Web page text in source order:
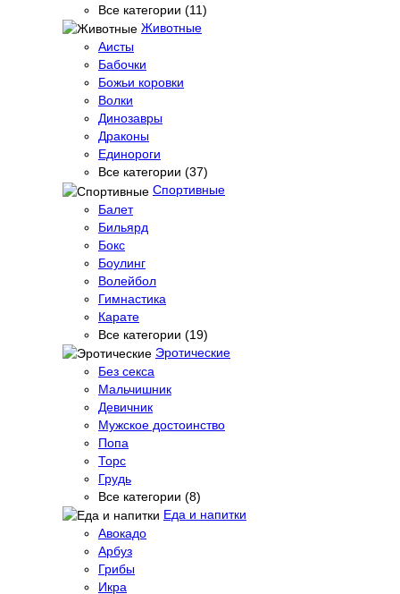
Все категории (11)
Животные
Аисты
Бабочки
Божьи коровки
Волки
Динозавры
Драконы
Единороги
Все категории (37)
Спортивные
Балет
Бильярд
Бокс
Боулинг
Волейбол
Гимнастика
Карате
Все категории (19)
Эротические
Без секса
Мальчишник
Девичник
Мужское достоинство
Попа
Торс
Грудь
Все категории (8)
Еда и напитки
Авокадо
Арбуз
Грибы
Икра